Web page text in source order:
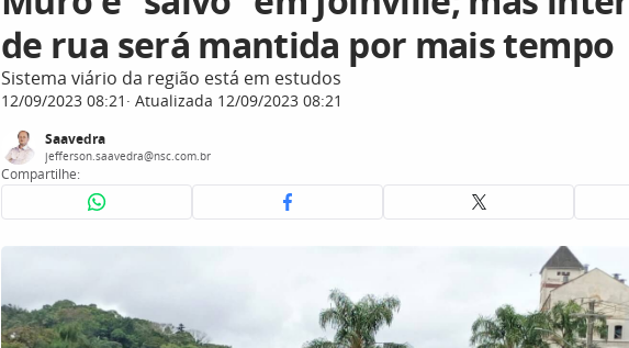
de rua será mantida por mais tempo
Sistema viário da região está em estudos
12/09/2023 08:21 Atualizada 12/09/2023 08:21
Saavedra
jefferson.saavedra@nsc.com.br
Compartilhe: